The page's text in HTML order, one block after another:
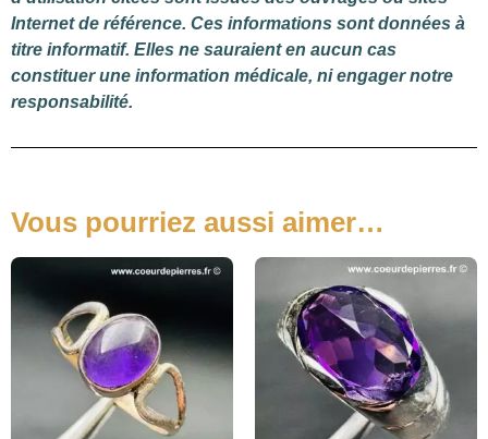
Internet de référence. Ces informations sont données à
titre informatif. Elles ne sauraient en aucun cas
constituer une information médicale, ni engager notre
responsabilité.
Vous pourriez aussi aimer…